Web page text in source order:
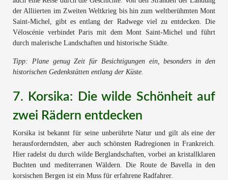
der Alliierten im Zweiten Weltkrieg bis hin zum weltberühmten Mont
Saint-Michel, gibt es entlang der Radwege viel zu entdecken. Die
Véloscénie verbindet Paris mit dem Mont Saint-Michel und führt
durch malerische Landschaften und historische Städte.
Tipp: Plane genug Zeit für Besichtigungen ein, besonders in den
historischen Gedenkstätten entlang der Küste.
7. Korsika: Die wilde Schönheit auf
zwei Rädern entdecken
Korsika ist bekannt für seine unberührte Natur und gilt als eine der
herausforderndsten, aber auch schönsten Radregionen in Frankreich.
Hier radelst du durch wilde Berglandschaften, vorbei an kristallklaren
Buchten und mediterranen Wäldern. Die Route de Bavella in den
korsischen Bergen ist ein Muss für erfahrene Radfahrer.